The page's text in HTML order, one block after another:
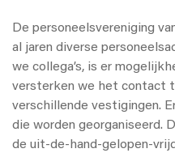
De personeelsvereniging
al jaren diverse
we collega’s, is er
versterken we het contact
verschillende vestigingen.
die worden georganiseerd.
de uit-de-hand-gelopen-